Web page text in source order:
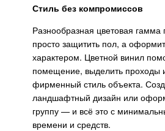
Стиль без компромиссов
Разнообразная цветовая гамма
просто защитить пол, а
характером. Цветной винил
помещение, выделить проходы
фирменный стиль объекта.
ландшафтный дизайн или
группу — и всё это с
времени и средств.